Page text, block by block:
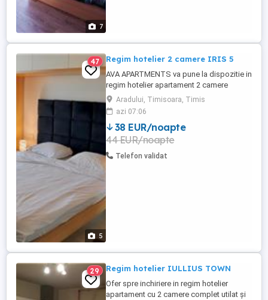
7
5
47 Regim hotelier 2 camere IRIS 5
AVA APARTMENTS va pune la dispozitie in
regim hotelier apartament 2 camere
decomandat, complet echipat si mobilat,
in complex rezidential IRIS, aproape de
Iulius Town. Pentru decont oferim e-
Factura. Pretul afisat este pentru minim 5
nopti de cazare.
Aradului, Timisoara, Timis
azi 07:06
38 EUR/noapte
44 EUR/noapte
Telefon validat
29 Regim hotelier IULLIUS TOWN
Ofer spre inchiriere in regim hotelier
apartament cu 2 camere complet utilat și